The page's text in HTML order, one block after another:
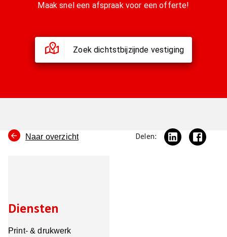
Maak snel een afspraak voor een offerte!
Zoek dichtstbijzijnde vestiging
Naar overzicht Delen:
Diensten
Print- & drukwerk